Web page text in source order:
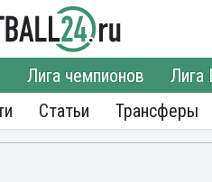
Лига чемпионов Лига
Статьи
Трансферы